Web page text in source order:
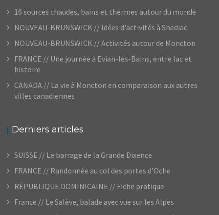
16 sources chaudes, bains et thermes autour du monde
NOUVEAU-BRUNSWICK // Idées d'activités à Shediac
NOUVEAU-BRUNSWICK // Activités autour de Moncton
FRANCE // Une journée à Evian-les-Bains, entre lac et
histoire
CANADA // La vie à Moncton en comparaison aux autres
villes canadiennes
Derniers articles
SUISSE // Le barrage de la Grande Dixence
FRANCE // Randonnée au col des portes d’Oche
RÉPUBLIQUE DOMINICAINE // Fiche pratique
France // Le Salève, balade avec vue sur les Alpes